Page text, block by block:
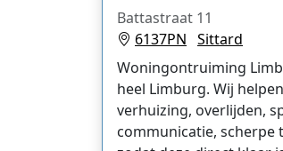
Battastraat 11
6137PN Sittard
Woningontruiming
heel Limburg. Wij
verhuizing, overlijden,
communicatie, scherpe